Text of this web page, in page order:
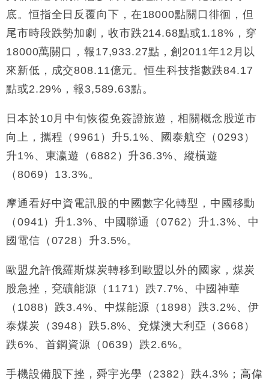
底。恒指全日反覆向下，在18000點關口徘徊，但
尾市時段跌勢加劇，收市跌214.68點或1.18%，穿
18000萬關口，報17,933.27點，創2011年12月以
來新低，成交808.11億元。恒生科技指數跌84.17
點或2.29%，報3,589.63點。
日本於10月中旬恢復免簽證旅遊，相關概念股逆市
向上，攜程（9961）升5.1%、國泰航空（0293）
升1%、東瀛遊（6882）升36.3%、縱橫遊
（8069）13.3%。
摩通看好中資電訊股的中國數字化轉型，中國移動
（0941）升1.3%、中國聯通（0762）升1.3%、中
國電信（0728）升3.5%。
歐盟允許俄羅斯煤炭轉移到歐盟以外的國家，煤炭
股急挫，兗礦能源（1171）跌7.7%、中國神華
（1088）跌3.4%、中煤能源（1898）跌3.2%、伊
泰煤炭（3948）跌5.8%、兗煤澳大利亞（3668）
跌6%、首鋼資源（0639）跌2.6%。
手機設備股下挫，舜宇光學（2382）跌4.3%；高偉